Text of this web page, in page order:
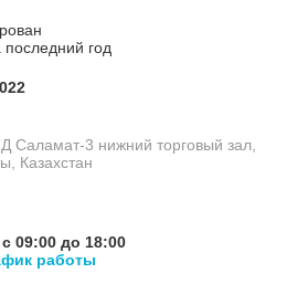
способы перекачки жидкостей,
стандарт насосного
Speroni
перекачки жидкостей
и чрезвычайно
аппаратура стала
пределами Италии, завоевывая
и качество продукции
марки и высоким
год
Саламат-3 нижний торговый зал,
Казахстан
09:00 до 18:00
работы